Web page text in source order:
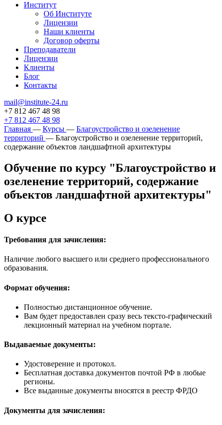
Институт
Об Институте
Лицензии
Наши клиенты
Договор оферты
Преподаватели
Лицензии
Клиенты
Блог
Контакты
mail@institute-24.ru
+7 812 467 48 98
+7 812 467 48 98
Главная — Курсы — Благоустройство и озеленение
территорий — Благоустройство и озеленение территорий,
содержание объектов ландшафтной архитектуры
Обучение по курсу "Благоустройство и
озеленение территорий, содержание
объектов ландшафтной архитектуры"
О курсе
Требования для зачисления:
Наличие любого высшего или среднего профессионального
образования.
Формат обучения:
Полностью дистанционное обучение.
Вам будет предоставлен сразу весь тексто-графический
лекционный материал на учебном портале.
Выдаваемые документы:
Удостоверение и протокол.
Бесплатная доставка документов почтой РФ в любые
регионы.
Все выданные документы вносятся в реестр ФРДО
Документы для зачисления: